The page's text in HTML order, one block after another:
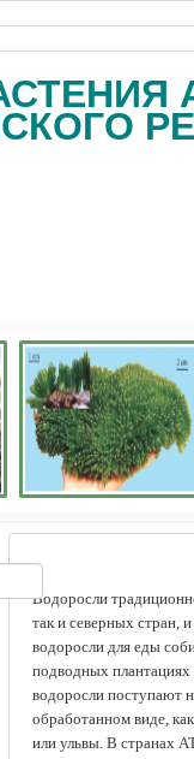
Водоросли
так и северных стран,
водоросли для еды
подводных
водоросли поступают
обработанном виде,
или ульвы. В странах